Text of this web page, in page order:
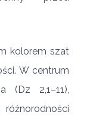
kolorem szat
W centrum
(Dz 2,1–11),